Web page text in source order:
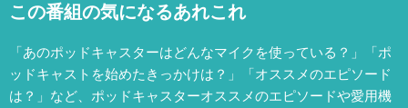
この番組の気になるあれこれ
「あのポッドキャスターはどんなマイクを使っている？」「ポ
ッドキャストを始めたきっかけは？」「オススメのエピソード
は？」など、 ポッドキャスターオススメのエピソードや愛用機